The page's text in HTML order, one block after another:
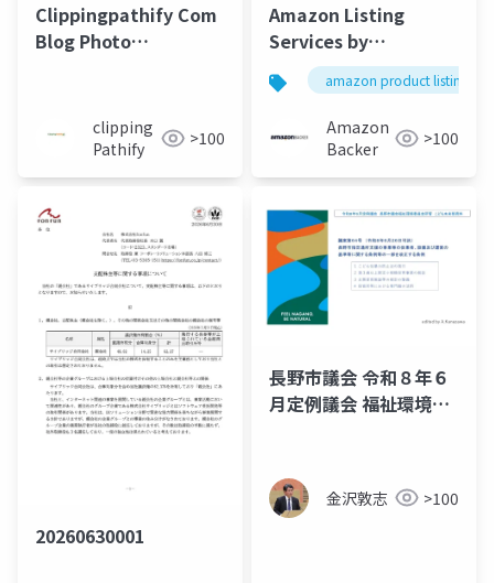
Clippingpathify Com
Blog Photo
clipping
Pathify
>100
Amazon Listing
Services by
EcomListifyamazon product listing
Amazon
Backer
>100
20260630001
長野市議会 令和８年６
月定例議会 福祉環境委
金沢敦志）
金沢敦志 >100